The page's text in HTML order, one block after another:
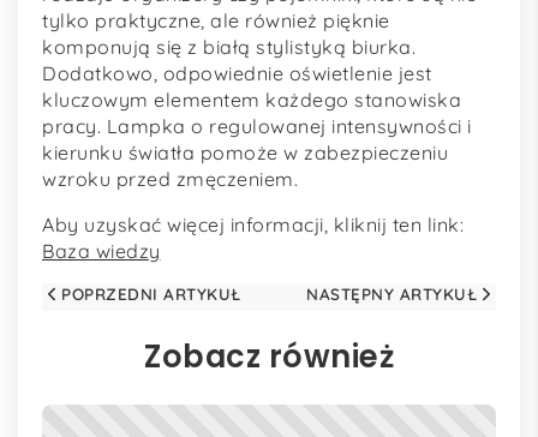
tylko praktyczne, ale również pięknie
komponują się z białą stylistyką biurka.
Dodatkowo, odpowiednie oświetlenie jest
kluczowym elementem każdego stanowiska
pracy. Lampka o regulowanej intensywności i
kierunku światła pomoże w zabezpieczeniu
wzroku przed zmęczeniem.
Aby uzyskać więcej informacji, kliknij ten link:
Baza wiedzy
POPRZEDNI ARTYKUŁ NASTĘPNY ARTYKUŁ
Zobacz również